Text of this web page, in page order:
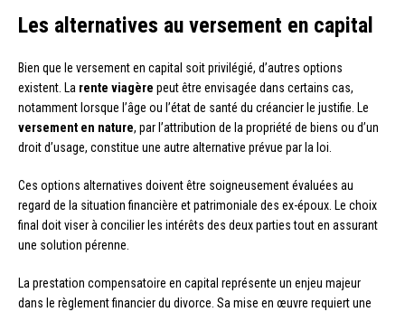
Les alternatives au versement en capital
Bien que le versement en capital soit privilégié, d’autres options
existent. La rente viagère peut être envisagée dans certains cas,
notamment lorsque l’âge ou l’état de santé du créancier le justifie. Le
versement en nature, par l’attribution de la propriété de biens ou d’un
droit d’usage, constitue une autre alternative prévue par la loi.
Ces options alternatives doivent être soigneusement évaluées au
regard de la situation financière et patrimoniale des ex-époux. Le choix
final doit viser à concilier les intérêts des deux parties tout en assurant
une solution pérenne.
La prestation compensatoire en capital représente un enjeu majeur
dans le règlement financier du divorce. Sa mise en œuvre requiert une